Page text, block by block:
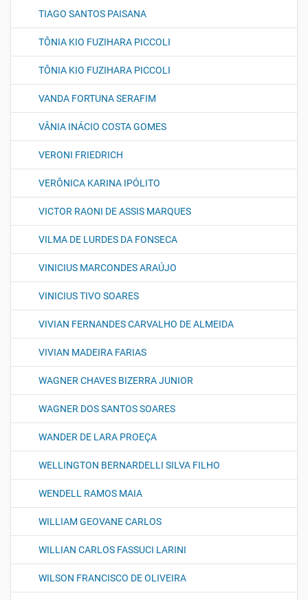
TIAGO SANTOS PAISANA
TÔNIA KIO FUZIHARA PICCOLI
TÔNIA KIO FUZIHARA PICCOLI
VANDA FORTUNA SERAFIM
VÂNIA INÁCIO COSTA GOMES
VERONI FRIEDRICH
VERÔNICA KARINA IPÓLITO
VICTOR RAONI DE ASSIS MARQUES
VILMA DE LURDES DA FONSECA
VINICIUS MARCONDES ARAÚJO
VINICIUS TIVO SOARES
VIVIAN FERNANDES CARVALHO DE ALMEIDA
VIVIAN MADEIRA FARIAS
WAGNER CHAVES BIZERRA JUNIOR
WAGNER DOS SANTOS SOARES
WANDER DE LARA PROEÇA
WELLINGTON BERNARDELLI SILVA FILHO
WENDELL RAMOS MAIA
WILLIAM GEOVANE CARLOS
WILLIAN CARLOS FASSUCI LARINI
WILSON FRANCISCO DE OLIVEIRA